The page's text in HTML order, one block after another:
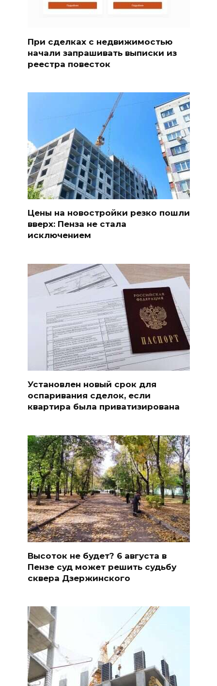
При сделках с недвижимостью
начали запрашивать выписки из
реестра повесток
Цены на новостройки резко пошли
вверх: Пенза не стала
исключением
Установлен новый срок для
оспаривания сделок, если
квартира была приватизирована
Высоток не будет? 6 августа в
Пензе суд может решить судьбу
сквера Дзержинского